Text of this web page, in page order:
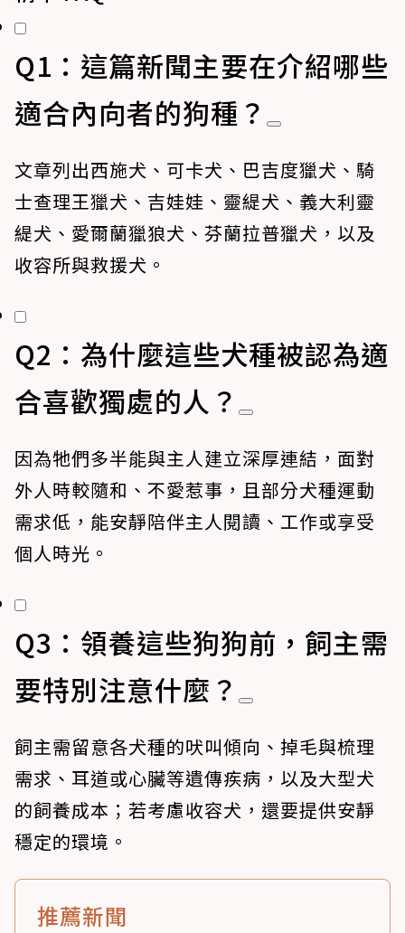
Q1：這篇新聞主要在介紹哪些
適合內向者的狗種？
文章列出西施犬、可卡犬、巴吉度獵犬、騎
士查理王獵犬、吉娃娃、靈緹犬、義大利靈
緹犬、愛爾蘭獵狼犬、芬蘭拉普獵犬，以及
收容所與救援犬。
Q2：為什麼這些犬種被認為適
合喜歡獨處的人？
因為牠們多半能與主人建立深厚連結，面對
外人時較隨和、不愛惹事，且部分犬種運動
需求低，能安靜陪伴主人閱讀、工作或享受
個人時光。
Q3：領養這些狗狗前，飼主需
要特別注意什麼？
飼主需留意各犬種的吠叫傾向、掉毛與梳理
需求、耳道或心臟等遺傳疾病，以及大型犬
的飼養成本；若考慮收容犬，還要提供安靜
穩定的環境。
推薦新聞